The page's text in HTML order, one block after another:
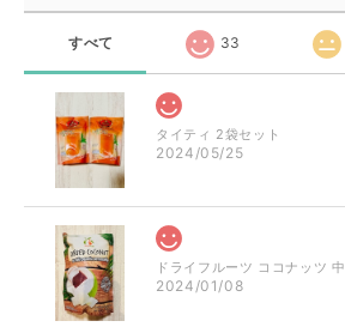
すべて 33
タイティ 2袋セット
2024/05/25
ドライフルーツ ココナッツ 中
2024/01/08